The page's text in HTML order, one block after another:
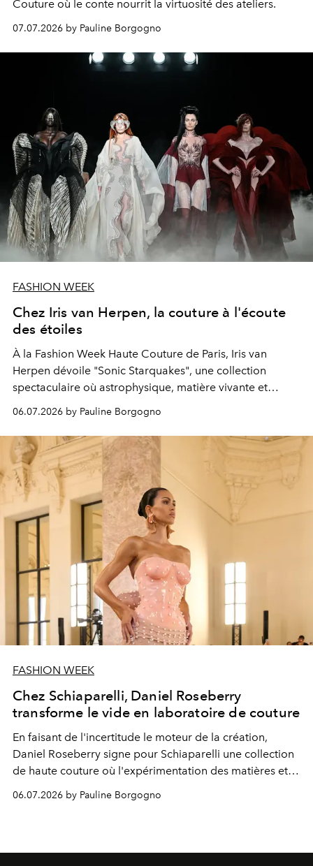
Couture où le conte nourrit la virtuosité des ateliers.
07.07.2026 by Pauline Borgogno
FASHION WEEK
Chez Iris van Herpen, la couture à l'écoute
des étoiles
À la Fashion Week Haute Couture de Paris, Iris van
Herpen dévoile "Sonic Starquakes", une collection
spectaculaire où astrophysique, matière vivante et
savoir-faire d'exception composent une nouvelle vision
du corps en résonance avec l'univers.
06.07.2026 by Pauline Borgogno
FASHION WEEK
Chez Schiaparelli, Daniel Roseberry
transforme le vide en laboratoire de couture
En faisant de l'incertitude le moteur de la création,
Daniel Roseberry signe pour Schiaparelli une collection
de haute couture où l'expérimentation des matières et le
savoir-faire artisanal ouvrent un nouveau territoire entre
mode, sculpture et art.
06.07.2026 by Pauline Borgogno